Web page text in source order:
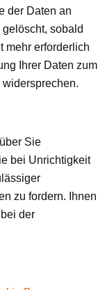
der Daten an
sobald
mehr erforderlich
Ihrer Daten zum
Sie
bei Unrichtigkeit
zu fordern. Ihnen
der